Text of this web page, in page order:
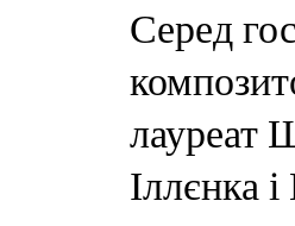
Серед
лауреат
Іллєнка